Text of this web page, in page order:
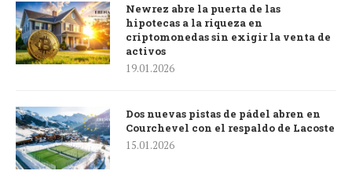
Newrez abre la puerta de las
hipotecas a la riqueza en
criptomonedas sin exigir la venta de
activos
19.01.2026
Dos nuevas pistas de pádel abren en
Courchevel con el respaldo de Lacoste
15.01.2026